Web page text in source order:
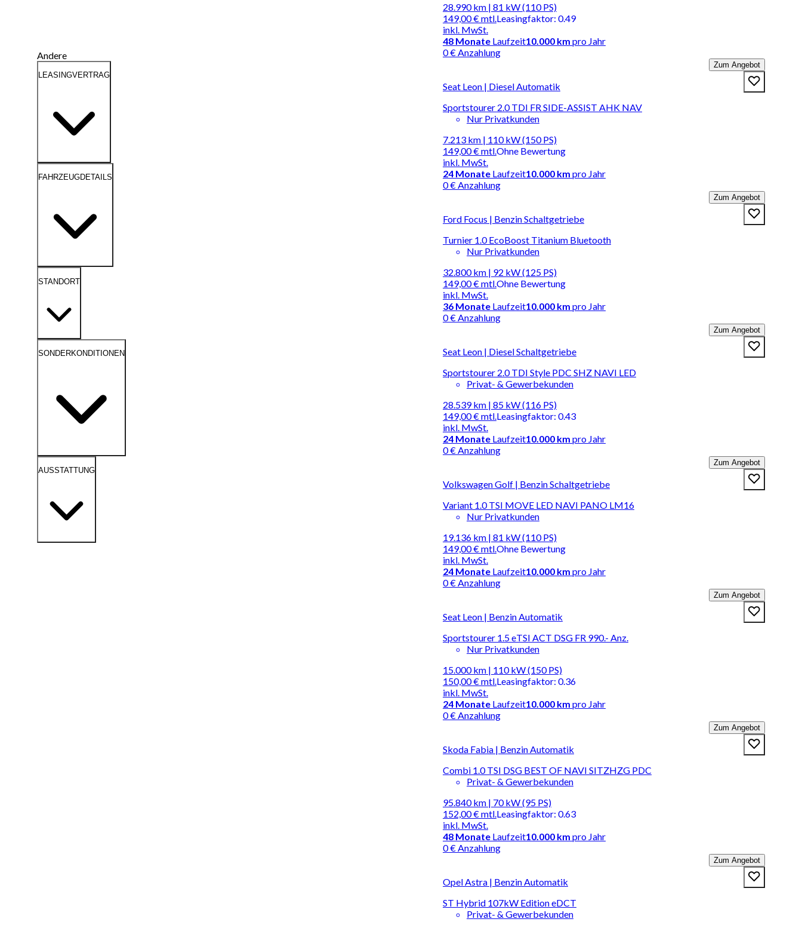
Andere
LEASINGVERTRAG
FAHRZEUGDETAILS
STANDORT
SONDERKONDITIONEN
AUSSTATTUNG
28.990 km | 81 kW (110 PS)
149,00 €mtl.
inkl. MwSt.
Leasingfaktor: 0.49
48 Monate Laufzeit10.000 km pro Jahr
0 € Anzahlung
Zum Angebot
Seat Leon | Diesel Automatik
Sportstourer 2.0 TDI FR SIDE-ASSIST AHK NAV
Nur Privatkunden
7.213 km | 110 kW (150 PS)
149,00 €mtl.
inkl. MwSt.
Ohne Bewertung
24 Monate Laufzeit10.000 km pro Jahr
0 € Anzahlung
Zum Angebot
Ford Focus | Benzin Schaltgetriebe
Turnier 1.0 EcoBoost Titanium Bluetooth
Nur Privatkunden
32.800 km | 92 kW (125 PS)
149,00 €mtl.
inkl. MwSt.
Ohne Bewertung
36 Monate Laufzeit10.000 km pro Jahr
0 € Anzahlung
Zum Angebot
Seat Leon | Diesel Schaltgetriebe
Sportstourer 2.0 TDI Style PDC SHZ NAVI LED
Privat- & Gewerbekunden
28.539 km | 85 kW (116 PS)
149,00 €mtl.
inkl. MwSt.
Leasingfaktor: 0.43
24 Monate Laufzeit10.000 km pro Jahr
0 € Anzahlung
Zum Angebot
Volkswagen Golf | Benzin Schaltgetriebe
Variant 1.0 TSI MOVE LED NAVI PANO LM16
Nur Privatkunden
19.136 km | 81 kW (110 PS)
149,00 €mtl.
inkl. MwSt.
Ohne Bewertung
24 Monate Laufzeit10.000 km pro Jahr
0 € Anzahlung
Zum Angebot
Seat Leon | Benzin Automatik
Sportstourer 1.5 eTSI ACT DSG FR 990.- Anz.
Nur Privatkunden
15.000 km | 110 kW (150 PS)
150,00 €mtl.
inkl. MwSt.
Leasingfaktor: 0.36
24 Monate Laufzeit10.000 km pro Jahr
0 € Anzahlung
Zum Angebot
Skoda Fabia | Benzin Automatik
Combi 1.0 TSI DSG BEST OF NAVI SITZHZG PDC
Privat- & Gewerbekunden
95.840 km | 70 kW (95 PS)
152,00 €mtl.
inkl. MwSt.
Leasingfaktor: 0.63
48 Monate Laufzeit10.000 km pro Jahr
0 € Anzahlung
Zum Angebot
Opel Astra | Benzin Automatik
ST Hybrid 107kW Edition eDCT
Privat- & Gewerbekunden